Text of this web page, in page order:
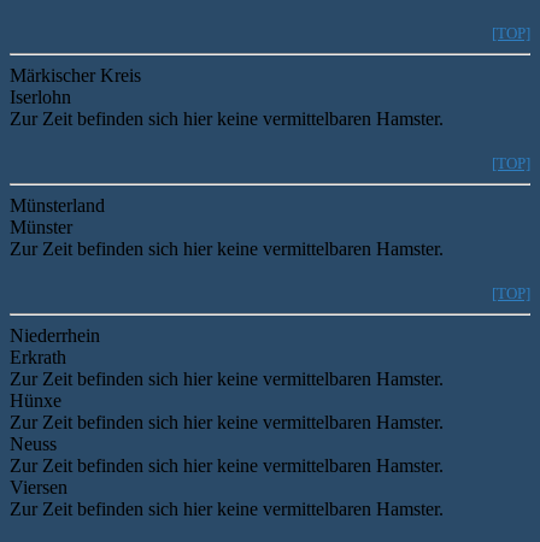
[TOP]
Märkischer Kreis
Iserlohn
Zur Zeit befinden sich hier keine vermittelbaren Hamster.
[TOP]
Münsterland
Münster
Zur Zeit befinden sich hier keine vermittelbaren Hamster.
[TOP]
Niederrhein
Erkrath
Zur Zeit befinden sich hier keine vermittelbaren Hamster.
Hünxe
Zur Zeit befinden sich hier keine vermittelbaren Hamster.
Neuss
Zur Zeit befinden sich hier keine vermittelbaren Hamster.
Viersen
Zur Zeit befinden sich hier keine vermittelbaren Hamster.